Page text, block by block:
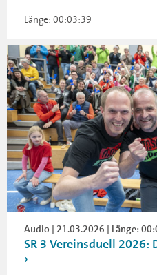
Länge: 00:03:39
Audio | 21.03.2026 | Länge:
SR 3 Vereinsduell 2026: